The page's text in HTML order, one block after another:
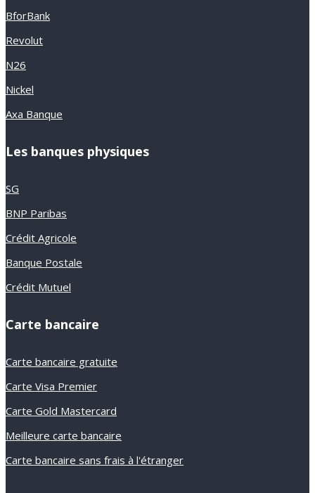
BforBank
Revolut
N26
Nickel
Axa Banque
Les banques physiques
SG
BNP Paribas
Crédit Agricole
Banque Postale
Crédit Mutuel
Carte bancaire
Carte bancaire gratuite
Carte Visa Premier
Carte Gold Mastercard
Meilleure carte bancaire
Carte bancaire sans frais à l'étranger